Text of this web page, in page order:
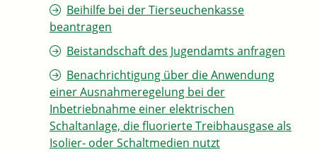
Beihilfe bei der Tierseuchenkasse
beantragen
Beistandschaft des Jugendamts anfragen
Benachrichtigung über die Anwendung
einer Ausnahmeregelung bei der
Inbetriebnahme einer elektrischen
Schaltanlage, die fluorierte Treibhausgase als
Isolier- oder Schaltmedien nutzt